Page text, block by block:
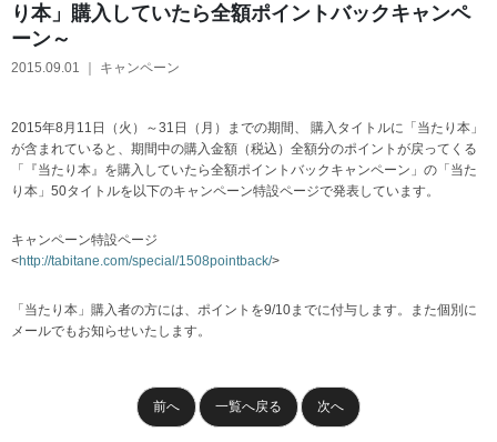
り本」購入していたら全額ポイントバックキャンペ
ーン～
2015.09.01 ｜ キャンペーン
2015年8月11日（火）～31日（月）までの期間、 購入タイトルに「当たり本」
が含まれていると、期間中の購入金額（税込）全額分のポイントが戻ってくる
「『当たり本』を購入していたら全額ポイントバックキャンペーン」の「当た
り本」50タイトルを以下のキャンペーン特設ページで発表しています。
キャンペーン特設ページ
<http://tabitane.com/special/1508pointback/>
「当たり本」購入者の方には、ポイントを9/10までに付与します。また個別に
メールでもお知らせいたします。
前へ 一覧へ戻る 次へ